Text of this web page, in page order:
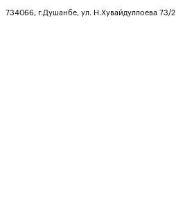
734066, г.Душанбе, ул. Н.Хувайдуллоева 73/2